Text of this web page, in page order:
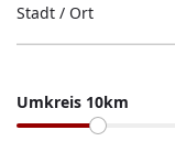
Stadt / Ort
Umkreis 10km